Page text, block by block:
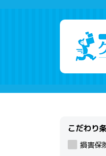
こだわり
損害保